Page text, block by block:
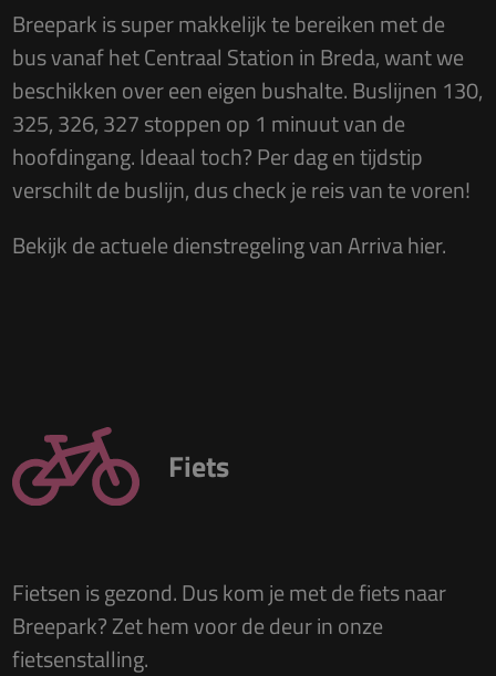
Breepark is super makkelijk te bereiken met de
bus vanaf het Centraal Station in Breda, want we
beschikken over een eigen bushalte. Buslijnen 130,
325, 326, 327 stoppen op 1 minuut van de
hoofdingang. Ideaal toch? Per dag en tijdstip
verschilt de buslijn, dus check je reis van te voren!
Bekijk de actuele dienstregeling van Arrivahier.
Fiets
Fietsen is gezond. Dus kom je met de fiets naar
Breepark? Zet hem voor de deur in onze
fietsenstalling.